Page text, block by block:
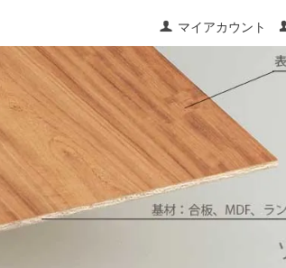
マイアカウント